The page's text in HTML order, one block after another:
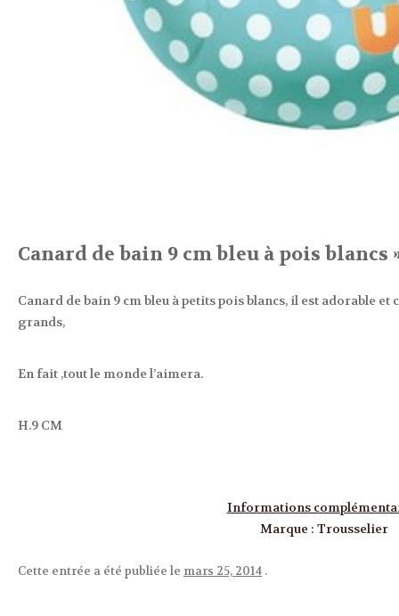
Canard de bain 9 cm bleu à pois blancs
Canard de bain 9 cm bleu à petits pois blancs, il est adorable
grands,
En fait ,tout le monde l’aimera.
H.9 CM
Informations
Marque : Trousselier
Cette entrée a été publiée le mars 25, 2014 .